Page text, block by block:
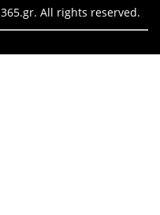
All rights reserved.